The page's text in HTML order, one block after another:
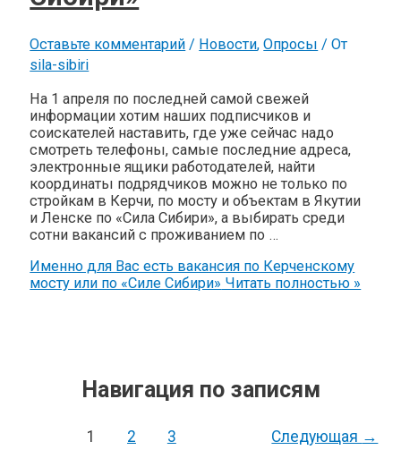
Оставьте комментарий / Новости,Опросы / От
sila-sibiri
На 1 апреля по последней самой свежей
информации хотим наших подписчиков и
соискателей наставить, где уже сейчас надо
смотреть телефоны, самые последние адреса,
электронные ящики работодателей, найти
координаты подрядчиков можно не только по
стройкам в Керчи, по мосту и объектам в Якутии
и Ленске по «Сила Сибири», а выбирать среди
сотни вакансий с проживанием по …
Именно для Вас есть вакансия по Керченскому
мосту или по «Силе Сибири» Читать полностью »
Навигация по записям
1 2 3 Следующая →